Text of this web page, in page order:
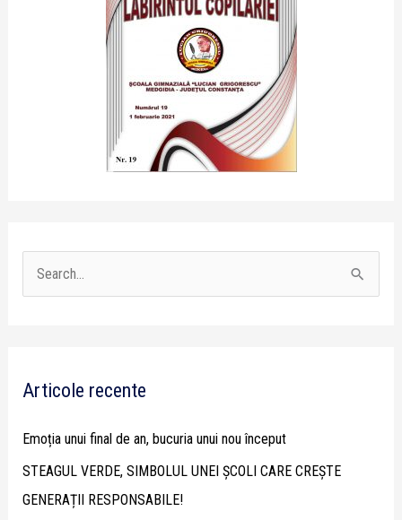
c
o
r
Articole recente
Emoția unui final de an, bucuria unui nou început
STEAGUL VERDE, SIMBOLUL UNEI ȘCOLI CARE CREȘTE
GENERAȚII RESPONSABILE!